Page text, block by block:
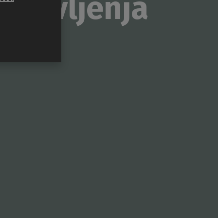
življenja